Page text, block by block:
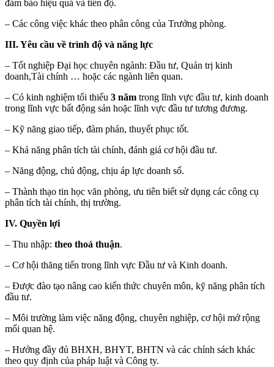
đảm bảo hiệu quả và tiến độ.
– Các công việc khác theo phân công của Trưởng phòng.
III. Yêu cầu về trình độ và năng lực
– Tốt nghiệp Đại học chuyên ngành: Đầu tư, Quản trị kinh
doanh,Tài chính … hoặc các ngành liên quan.
– Có kinh nghiệm tối thiểu 3 năm trong lĩnh vực đầu tư, kinh doanh
trong lĩnh vực bất động sản hoặc lĩnh vực đầu tư tương đương.
– Kỹ năng giao tiếp, đàm phán, thuyết phục tốt.
– Khả năng phân tích tài chính, đánh giá cơ hội đầu tư.
– Năng động, chủ động, chịu áp lực doanh số.
– Thành thạo tin học văn phòng, ưu tiên biết sử dụng các công cụ
phân tích tài chính, thị trường.
IV. Quyền lợi
– Thu nhập: theo thoả thuận.
– Cơ hội thăng tiến trong lĩnh vực Đầu tư và Kinh doanh.
– Được đào tạo nâng cao kiến thức chuyên môn, kỹ năng phân tích
đầu tư.
– Môi trường làm việc năng động, chuyên nghiệp, cơ hội mở rộng
mối quan hệ.
– Hưởng đầy đủ BHXH, BHYT, BHTN và các chính sách khác
theo quy định của pháp luật và Công ty.